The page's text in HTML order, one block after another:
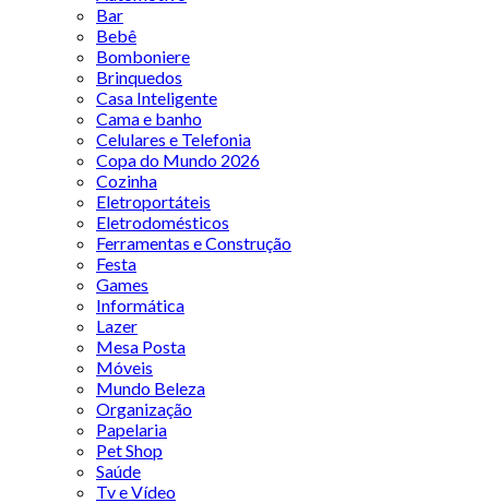
Bar
Bebê
Bomboniere
Brinquedos
Casa Inteligente
Cama e banho
Celulares e Telefonia
Copa do Mundo 2026
Cozinha
Eletroportáteis
Eletrodomésticos
Ferramentas e Construção
Festa
Games
Informática
Lazer
Mesa Posta
Móveis
Mundo Beleza
Organização
Papelaria
Pet Shop
Saúde
Tv e Vídeo